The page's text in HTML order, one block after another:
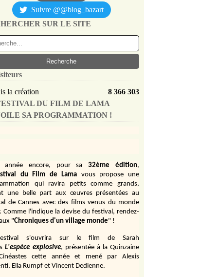
Suivre @@blog_bazart
SUR LE SITE
la création
8 366 303
DU FILM DE LAMA
SA PROGRAMMATION !
année encore, pour sa 32ème édition,
du Film de Lama vous propose une
qui ravira petits comme grands,
une belle part aux œuvres présentées au
de Cannes avec des films venus du monde
Comme l'indique la devise du festival, rendez-
"Chroniques d'un village monde" !
s'ouvrira sur le film de Sarah
L'espèce explosive, présentée à la Quinzaine
cette année et mené par Alexis
Ella Rumpf et Vincent Dedienne.